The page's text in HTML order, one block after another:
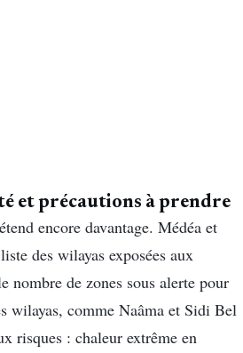
et précautions à prendre
encore davantage. Médéa et
des wilayas exposées aux
nombre de zones sous alerte pour
wilayas, comme Naâma et Sidi Bel
risques : chaleur extrême en